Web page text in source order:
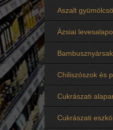
Aszalt
Ázsiai
Bambusznyársak
Chiliszószok és
Cukrászati
Cukrászati